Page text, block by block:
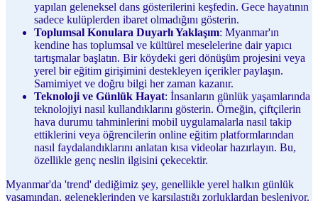
yapılan geleneksel dans gösterilerini keşfedin. Gece hayatının
sadece kulüplerden ibaret olmadığını gösterin.
Toplumsal Konulara Duyarlı Yaklaşım: Myanmar'ın
kendine has toplumsal ve kültürel meselelerine dair yapıcı
tartışmalar başlatın. Bir köydeki geri dönüşüm projesini veya
yerel bir eğitim girişimini destekleyen içerikler paylaşın.
Samimiyet ve doğru bilgi her zaman kazanır.
Teknoloji ve Günlük Hayat: İnsanların günlük yaşamlarında
teknolojiyi nasıl kullandıklarını gösterin. Örneğin, çiftçilerin
hava durumu tahminlerini mobil uygulamalarla nasıl takip
ettiklerini veya öğrencilerin online eğitim platformlarından
nasıl faydalandıklarını anlatan kısa videolar hazırlayın. Bu,
özellikle genç neslin ilgisini çekecektir.
Myanmar'da 'trend' dediğimiz şey, genellikle yerel halkın günlük
yaşamından, geleneklerinden ve karşılaştığı zorluklardan besleniyor.